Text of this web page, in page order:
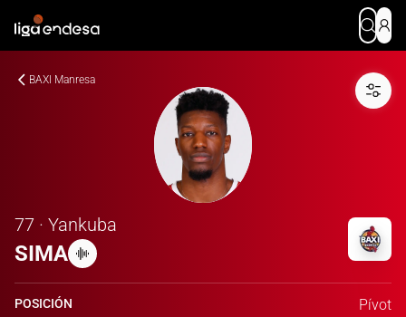
BAXI Manresa
77 · Yankuba
SIMA
POSICIÓN Pívot